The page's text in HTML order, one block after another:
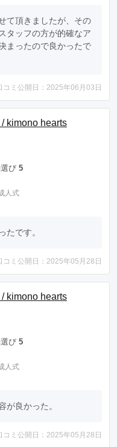
て頂きましたが、その
タッフの方が的確なア
まったので良かったで
コミ公開日：2025年06月03日
kimono hearts
び 5
人式
たです。
コミ公開日：2025年05月28日
kimono hearts
び 5
人式
が良かった。
コミ公開日：2025年05月28日